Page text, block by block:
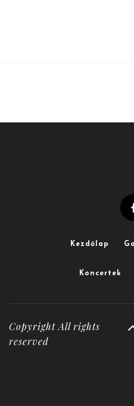
Kezdőlap
Koncertek
Copyright All rights
reserved